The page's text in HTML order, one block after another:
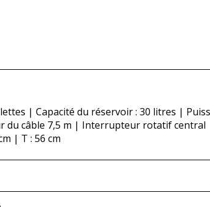
| Capacité du réservoir : 30 litres |
du câble 7,5 m | Interrupteur rotatif central
| T : 56 cm